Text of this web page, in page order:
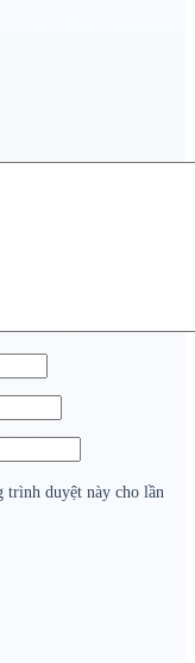
trình duyệt này cho lần